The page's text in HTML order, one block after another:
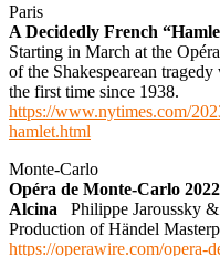
Paris
A Decidedly French
Starting in March at the
of the Shakespearean
the first time since 1938.
https://www.nytimes.com/
hamlet.html
Monte-Carlo
Opéra de Monte-Carlo
Alcina Philippe Jaroussky
Production of Händel
https://operawire.com/opera-